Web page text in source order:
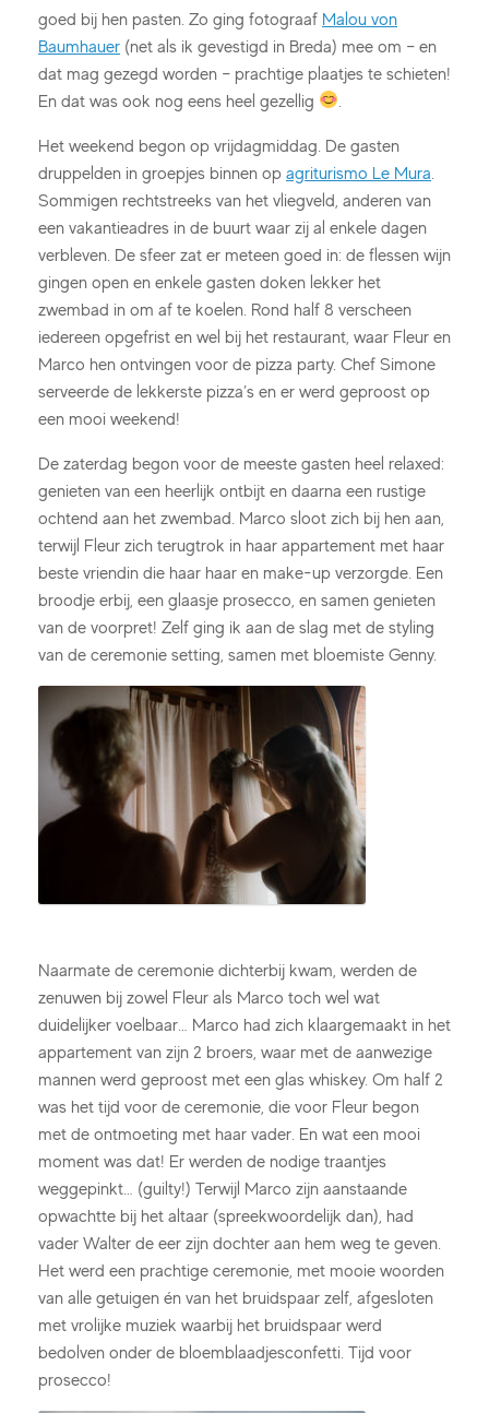
goed bij hen pasten. Zo ging fotograaf Malou von
Baumhauer (net als ik gevestigd in Breda) mee om – en
dat mag gezegd worden – prachtige plaatjes te schieten!
En dat was ook nog eens heel gezellig
Het weekend begon op vrijdagmiddag. De gasten
druppelden in groepjes binnen op agriturismo Le Mura
Sommigen rechtstreeks van het vliegveld, anderen van
een vakantieadres in de buurt waar zij al enkele dagen
verbleven. De sfeer zat er meteen goed in: de flessen wijn
gingen open en enkele gasten doken lekker het
zwembad in om af te koelen. Rond half 8 verscheen
iedereen opgefrist en wel bij het restaurant, waar Fleur en
Marco hen ontvingen voor de pizza party. Chef Simone
serveerde de lekkerste pizza’s en er werd geproost op
een mooi weekend!
De zaterdag begon voor de meeste gasten heel relaxed:
genieten van een heerlijk ontbijt en daarna een rustige
ochtend aan het zwembad. Marco sloot zich bij hen aan,
terwijl Fleur zich terugtrok in haar appartement met haar
beste vriendin die haar haar en make-up verzorgde. Een
broodje erbij, een glaasje prosecco, en samen genieten
van de voorpret! Zelf ging ik aan de slag met de styling
van de ceremonie setting, samen met bloemiste Genny.
Naarmate de ceremonie dichterbij kwam, werden de
zenuwen bij zowel Fleur als Marco toch wel wat
duidelijker voelbaar… Marco had zich klaargemaakt in het
appartement van zijn 2 broers, waar met de aanwezige
mannen werd geproost met een glas whiskey. Om half 2
was het tijd voor de ceremonie, die voor Fleur begon
met de ontmoeting met haar vader. En wat een mooi
moment was dat! Er werden de nodige traantjes
weggepinkt… (guilty!) Terwijl Marco zijn aanstaande
opwachtte bij het altaar (spreekwoordelijk dan), had
vader Walter de eer zijn dochter aan hem weg te geven.
Het werd een prachtige ceremonie, met mooie woorden
van alle getuigen én van het bruidspaar zelf, afgesloten
met vrolijke muziek waarbij het bruidspaar werd
bedolven onder de bloemblaadjesconfetti. Tijd voor
prosecco!